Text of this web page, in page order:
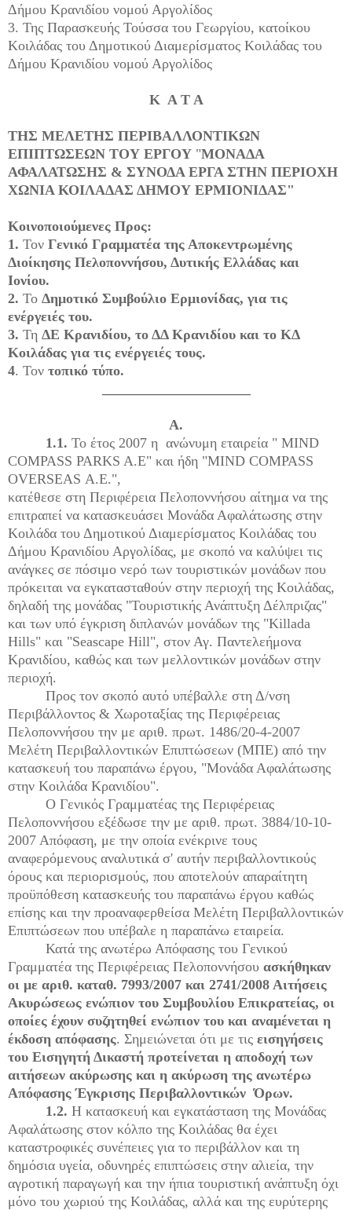
Δήμου Κρανιδίου νομού Αργολίδος
3. Της Παρασκευής Τούσσα του Γεωργίου, κατοίκου
Κοιλάδας του Δημοτικού Διαμερίσματος Κοιλάδας του
Δήμου Κρανιδίου νομού Αργολίδος
Κ Α Τ Α
ΤΗΣ ΜΕΛΕΤΗΣ ΠΕΡΙΒΑΛΛΟΝΤΙΚΩΝ
ΕΠΙΠΤΩΣΕΩΝ ΤΟΥ ΕΡΓΟΥ "ΜΟΝΑΔΑ
ΑΦΑΛΑΤΩΣΗΣ & ΣΥΝΟΔΑ ΕΡΓΑ ΣΤΗΝ ΠΕΡΙΟΧΗ
ΧΩΝΙΑ ΚΟΙΛΑΔΑΣ ΔΗΜΟΥ ΕΡΜΙΟΝΙΔΑΣ"
Κοινοποιούμενες Προς:
1. Τον Γενικό Γραμματέα της Αποκεντρωμένης
Διοίκησης Πελοποννήσου, Δυτικής Ελλάδας και
Ιονίου.
2. Το Δημοτικό Συμβούλιο Ερμιονίδας, για τις
ενέργειές του.
3. Τη ΔΕ Κρανιδίου, το ΔΔ Κρανιδίου και το ΚΔ
Κοιλάδας για τις ενέργειές τους.
4. Τον τοπικό τύπο.
Α.
1.1. Το έτος 2007 η ανώνυμη εταιρεία " MIND
COMPASS PARKS A.E" και ήδη "MIND COMPASS
OVERSEAS Α.Ε.",
κατέθεσε στη Περιφέρεια Πελοποννήσου αίτημα να της
επιτραπεί να κατασκευάσει Μονάδα Αφαλάτωσης στην
Κοιλάδα του Δημοτικού Διαμερίσματος Κοιλάδας του
Δήμου Κρανιδίου Αργολίδας, με σκοπό να καλύψει τις
ανάγκες σε πόσιμο νερό των τουριστικών μονάδων που
πρόκειται να εγκατασταθούν στην περιοχή της Κοιλάδας,
δηλαδή της μονάδας "Τουριστικής Ανάπτυξη Δέλπριζας"
και των υπό έγκριση διπλανών μονάδων της "Killada
Hills" και "Seascape Hill", στον Αγ. Παντελεήμονα
Κρανιδίου, καθώς και των μελλοντικών μονάδων στην
περιοχή.
Προς τον σκοπό αυτό υπέβαλλε στη Δ/νση
Περιβάλλοντος & Χωροταξίας της Περιφέρειας
Πελοποννήσου την με αριθ. πρωτ. 1486/20-4-2007
Μελέτη Περιβαλλοντικών Επιπτώσεων (ΜΠΕ) από την
κατασκευή του παραπάνω έργου, "Μονάδα Αφαλάτωσης
στην Κοιλάδα Κρανιδίου".
Ο Γενικός Γραμματέας της Περιφέρειας
Πελοποννήσου εξέδωσε την με αριθ. πρωτ. 3884/10-10-
2007 Απόφαση, με την οποία ενέκρινε τους
αναφερόμενους αναλυτικά σ' αυτήν περιβαλλοντικούς
όρους και περιορισμούς, που αποτελούν απαραίτητη
προϋπόθεση κατασκευής του παραπάνω έργου καθώς
επίσης και την προαναφερθείσα Μελέτη Περιβαλλοντικών
Επιπτώσεων που υπέβαλε η παραπάνω εταιρεία.
Κατά της ανωτέρω Απόφασης του Γενικού
Γραμματέα της Περιφέρειας Πελοποννήσου ασκήθηκαν
οι με αριθ. καταθ. 7993/2007 και 2741/2008 Αιτήσεις
Ακυρώσεως ενώπιον του Συμβουλίου Επικρατείας, οι
οποίες έχουν συζητηθεί ενώπιον του και αναμένεται η
έκδοση απόφασης. Σημειώνεται ότι με τις εισηγήσεις
του Εισηγητή Δικαστή προτείνεται η αποδοχή των
αιτήσεων ακύρωσης και η ακύρωση της ανωτέρω
Απόφασης Έγκρισης Περιβαλλοντικών Όρων.
1.2. Η κατασκευή και εγκατάσταση της Μονάδας
Αφαλάτωσης στον κόλπο της Κοιλάδας θα έχει
καταστροφικές συνέπειες για το περιβάλλον και τη
δημόσια υγεία, οδυνηρές επιπτώσεις στην αλιεία, την
αγροτική παραγωγή και την ήπια τουριστική ανάπτυξη όχι
μόνο του χωριού της Κοιλάδας, αλλά και της ευρύτερης